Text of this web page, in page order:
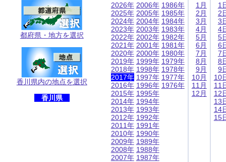
都府県・地方を選択
香川県内の地点を選択
香川県
2026年
2025年
2024年
2023年
2022年
2021年
2020年
2019年
2018年
2017年
2016年
2015年
2014年
2013年
2012年
2011年
2010年
2009年
2008年
2007年
2006年
2005年
2004年
2003年
2002年
2001年
2000年
1999年
1998年
1997年
1996年
1995年
1994年
1993年
1992年
1991年
1990年
1989年
1988年
1987年
1986年
1985年
1984年
1983年
1982年
1981年
1980年
1979年
1978年
1977年
1976年
1月
2月
3月
4月
5月
6月
7月
8月
9月
10月
11月
12月
1
2
3
4
5
6
7
8
9
10
11
12
13
14
15